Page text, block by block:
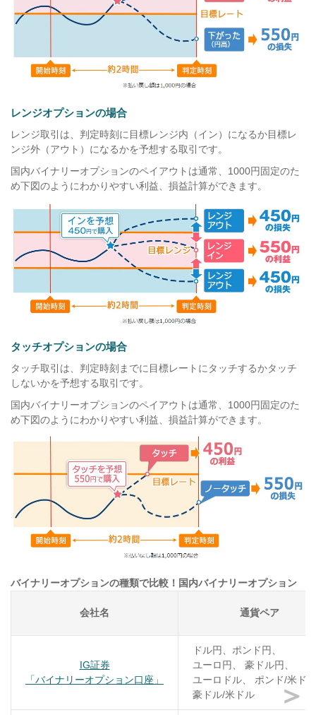
レンジオプションの場合
レンジ取引は、判定時刻に目標レンジ内（イン）になるか目標レ
ンジ外（アウト）になるかを予想する取引です。
国内バイナリーオプションのペイアウトは通常、1000円固定のた
め下図のようにわかりやすい利益、損益計算ができます。
タッチオプションの場合
タッチ取引は、判定時刻までに目標レートにタッチするかタッチ
しないかを予想する取引です。
国内バイナリーオプションのペイアウトは通常、1000円固定のた
め下図のようにわかりやすい利益、損益計算ができます。
バイナリーオプションの種類で比較！国内バイナリーオプション
会社名 通貨ペア
IG証券
「バイナリーオプション口座」
ドル円、ポンド円、
ユーロ円、 豪ドル円、
ユーロドル、 ポンド/米ド
豪ドル/米ドル
＞